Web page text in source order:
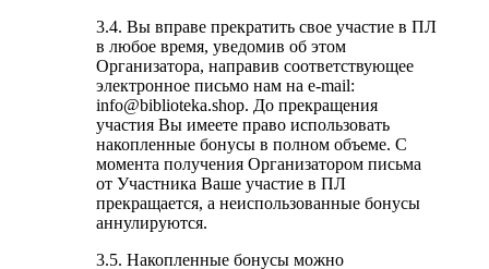
3.4. Вы вправе прекратить свое участие в ПЛ
в любое время, уведомив об этом
Организатора, направив соответствующее
электронное письмо нам на e-mail:
info@biblioteka.shop. До прекращения
участия Вы имеете право использовать
накопленные бонусы в полном объеме. С
момента получения Организатором письма
от Участника Ваше участие в ПЛ
прекращается, а неиспользованные бонусы
аннулируются.
3.5. Накопленные бонусы можно